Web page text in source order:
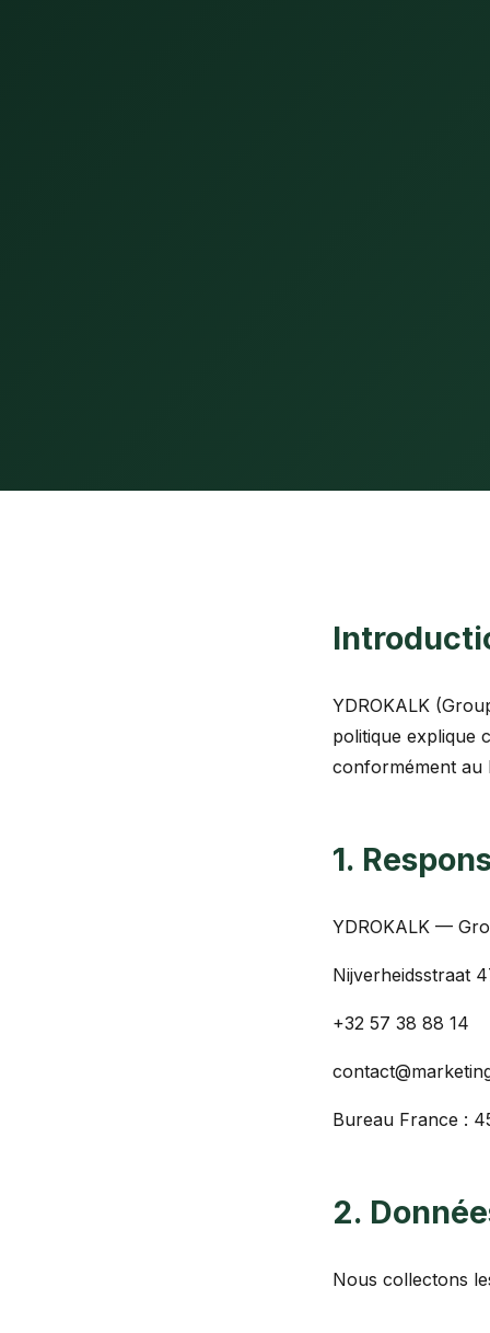
YDROKALK
politique explique
conformément au
1.
YDROKALK —
Nijverheidsstraat
+32 57 38 88 14
Bureau France :
2.
Nous collectons